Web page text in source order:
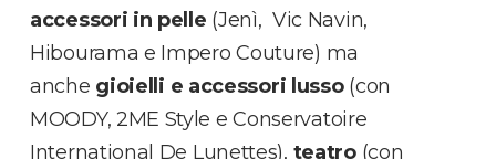
accessori in pelle (Jenì, Vic Navin,
Hibourama e Impero Couture) ma
anche gioielli e accessori lusso(con
MOODY, 2ME Style e Conservatoire
International De Lunettes), teatro(con